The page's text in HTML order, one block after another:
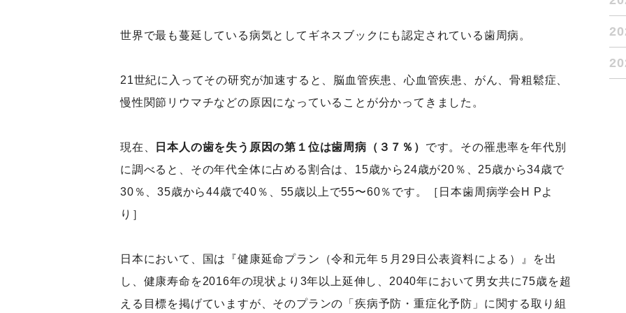
世界で最も蔓延している病気としてギネスブックにも認定されている歯周病。
21世紀に入ってその研究が加速すると、脳血管疾患、心血管疾患、がん、骨粗鬆症、
慢性関節リウマチなどの原因になっていることが分かってきました。
現在、 日本人の歯を失う原因の第１位は歯周病（３７％） です。その罹患率を年代別
に調べると、その年代全体に占める割合は、15歳から24歳が20％、25歳から34歳で
30％、35歳から44歳で40％、55歳以上で55〜60％です。［日本歯周病学会H Pよ
り］
日本において、国は『健康延命プラン（令和元年５月29日公表資料による）』を出
し、健康寿命を2016年の現状より3年以上延伸し、2040年において男女共に75歳を超
える目標を掲げていますが、そのプランの「疾病予防・重症化予防」に関する取り組